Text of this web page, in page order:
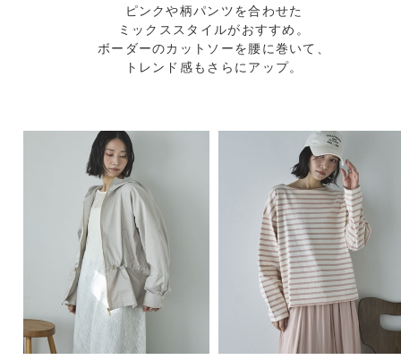
ピンクや柄パンツを合わせた
ミックススタイルがおすすめ。
ボーダーのカットソーを腰に巻いて、
トレンド感もさらにアップ。